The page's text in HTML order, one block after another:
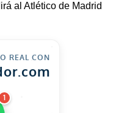
al Atlético de Madrid
REAL CON
1